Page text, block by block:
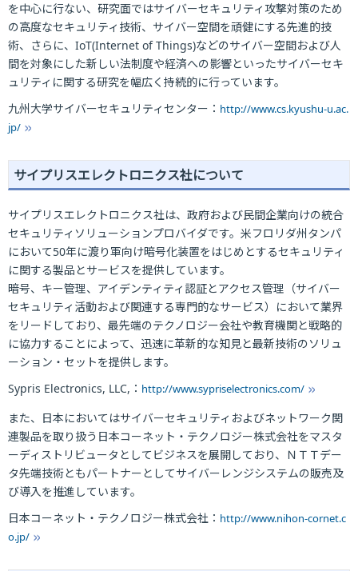
を中心に行ない、研究面ではサイバーセキュリティ攻撃対策のため
の高度なセキュリティ技術、サイバー空間を頑健にする先進的技
術、さらに、IoT(Internet of Things)などのサイバー空間および人
間を対象にした新しい法制度や経済への影響といったサイバーセキ
ュリティに関する研究を幅広く持続的に行っています。
九州大学サイバーセキュリティセンター： http://www.cs.kyushu-u.ac.
jp/
サイプリスエレクトロニクス社について
サイプリスエレクトロニクス社は、政府および民間企業向けの統合
セキュリティソリューションプロバイダです。米フロリダ州タンパ
において50年に渡り軍向け暗号化装置をはじめとするセキュリティ
に関する製品とサービスを提供しています。
暗号、キー管理、アイデンティティ認証とアクセス管理（サイバー
セキュリティ活動および関連する専門的なサービス）において業界
をリードしており、最先端のテクノロジー会社や教育機関と戦略的
に協力することによって、迅速に革新的な知見と最新技術のソリュ
ーション・セットを提供します。
Sypris Electronics, LLC,： http://www.sypriselectronics.com/
また、日本においてはサイバーセキュリティおよびネットワーク関
連製品を取り扱う日本コーネット・テクノロジー株式会社をマスタ
ーディストリビュータとしてビジネスを展開しており、ＮＴＴデー
タ先端技術ともパートナーとしてサイバーレンジシステムの販売及
び導入を推進しています。
日本コーネット・テクノロジー株式会社： http://www.nihon-cornet.c
o.jp/